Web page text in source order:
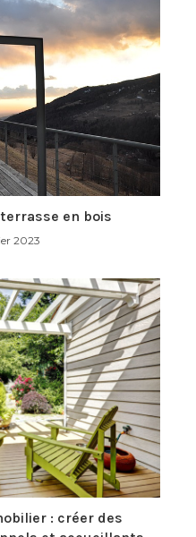
en bois
2023
: créer des